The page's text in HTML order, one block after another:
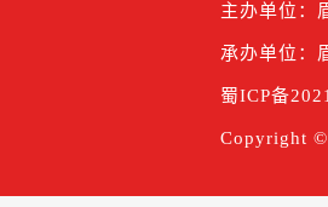
主办单位：
承办单位：
蜀ICP备
Copyright